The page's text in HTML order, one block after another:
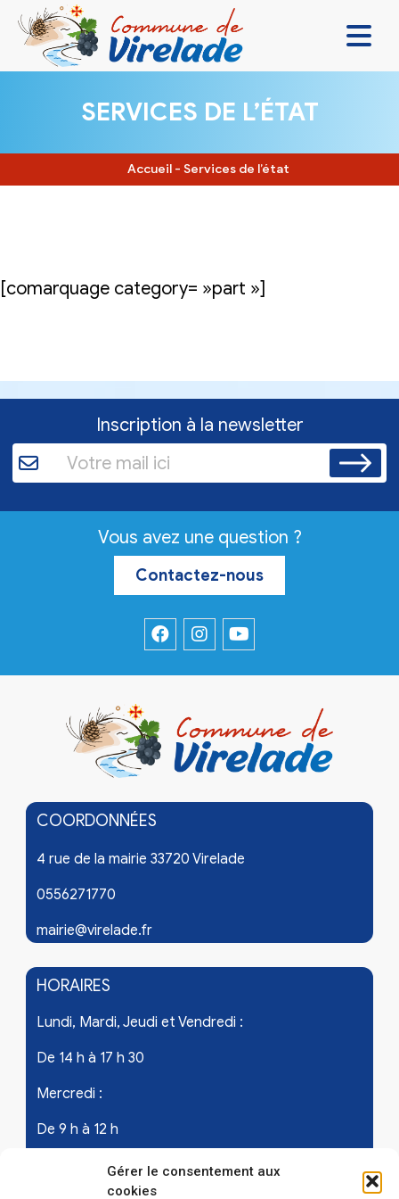
Gérer le consentement aux
cookies
VIVRE ENSEMBLE
SE DIVERTIR
SERVICES DE L’ÉTAT
Accueil - Services de l’état
[comarquage category= »part »]
Inscription à la newsletter
Vous avez une question ?
Contactez-nous
COORDONNÉES
4 rue de la mairie 33720 Virelade
0556271770
mairie@virelade.fr
HORAIRES
Lundi, Mardi, Jeudi et Vendredi :
De 14 h à 17 h 30
Mercredi :
De 9 h à 12 h
Samedi - les 1er et 3ème de chaque mois :